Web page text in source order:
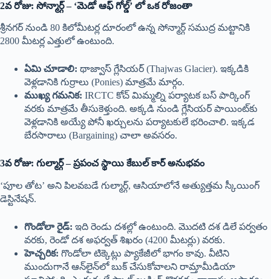
2వ రోజు: సోన్మార్గ్ – ‘మెడో ఆఫ్ గోల్డ్’ లో ఒక రోజంతా
శ్రీనగర్ నుండి 80 కిలోమీటర్ల దూరంలో ఉన్న సోన్మార్గ్ సముద్ర మట్టానికి
2800 మీటర్ల ఎత్తులో ఉంటుంది.
ఏమి చూడాలి: థాజ్వాస్ గ్లేసియర్ (Thajwas Glacier). ఇక్కడికి
వెళ్లడానికి గుర్రాలు (Ponies) మాత్రమే మార్గం.
ముఖ్య గమనిక: IRCTC కోచ్ మిమ్మల్ని పర్యాటక బస్ పార్కింగ్
వరకు మాత్రమే తీసుకెళ్తుంది. అక్కడి నుండి గ్లేసియర్ పాయింట్‌కు
వెళ్లడానికి అయ్యే పోనీ ఖర్చులను పర్యాటకులే భరించాలి. ఇక్కడ
బేరసారాలు (Bargaining) చాలా అవసరం.
3వ రోజు: గుల్మార్గ్ – ప్రపంచ స్థాయి కేబుల్ కార్ అనుభవం
‘పూల తోట’ అని పిలవబడే గుల్మార్గ్, ఆసియాలోనే అత్యుత్తమ స్కీయింగ్
డెస్టినేషన్.
గొండోలా రైడ్: ఇది రెండు దశల్లో ఉంటుంది. మొదటి దశ డిలే పర్వతం
వరకు, రెండో దశ అఫర్వత్ శిఖరం (4200 మీటర్లు) వరకు.
హెచ్చరిక: గొండోలా టిక్కెట్లు ప్యాకేజీలో భాగం కావు. వీటిని
ముందుగానే ఆన్‌లైన్‌లో బుక్ చేసుకోవాలని రామ్తామీడియా